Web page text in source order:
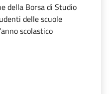
della Borsa di Studio
delle scuole
scolastico